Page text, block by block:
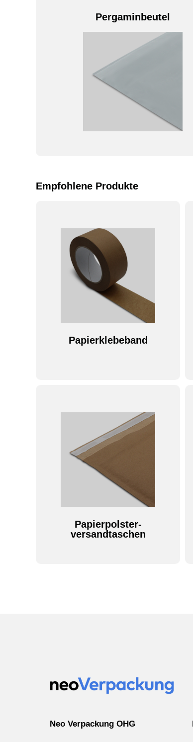
Pergaminbeutel
Empfohlene Produkte
Papierklebeband
Papierpolster-
versandtaschen
Neo Verpackung OHG